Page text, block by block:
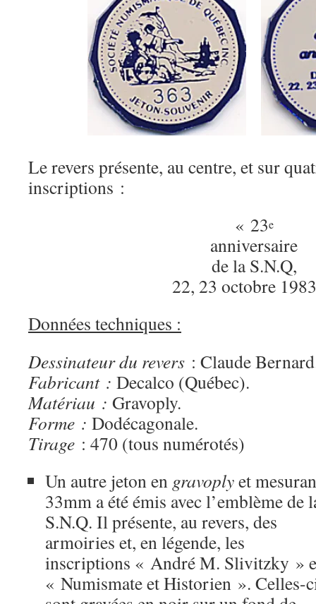
Le revers présente, au centre, et sur
inscriptions :
« 23e
anniversaire
de la S.N.Q,
22, 23 octobre
Données techniques :
Dessinateur du revers : Claude
Fabricant : Decalco (Québec).
Matériau : Gravoply.
Forme : Dodécagonale.
Tirage : 470 (tous numérotés)
Un autre jeton en gravoplyet
33mm a été émis avec l’emblème de
S.N.Q. Il présente, au revers, des
armoiries et, en légende, les
inscriptions « André M. Slivitzky »
« Numismate et Historien ». Celles-